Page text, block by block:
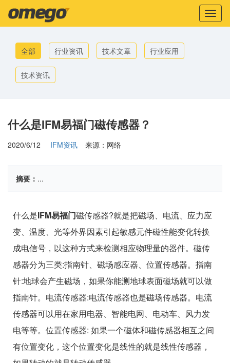
全部 行业资讯 技术文章 行业应用
技术资讯
什么是IFM易福门磁传感器？
2020/6/12 IFM资讯 来源：网络
摘要： ...
什么是IFM易福门磁传感器?就是把磁场、电流、应力应
变、温度、光等外界因素引起敏感元件磁性能变化转换
成电信号，以这种方式来检测相应物理量的器件。磁传
感器分为三类:指南针、磁场感应器、位置传感器。指南
针:地球会产生磁场，如果你能测地球表面磁场就可以做
指南针。电流传感器:电流传感器也是磁场传感器。电流
传感器可以用在家用电器、智能电网、电动车、风力发
电等等。位置传感器: 如果一个磁体和磁传感器相互之间
有位置变化，这个位置变化是线性的就是线性传感器，